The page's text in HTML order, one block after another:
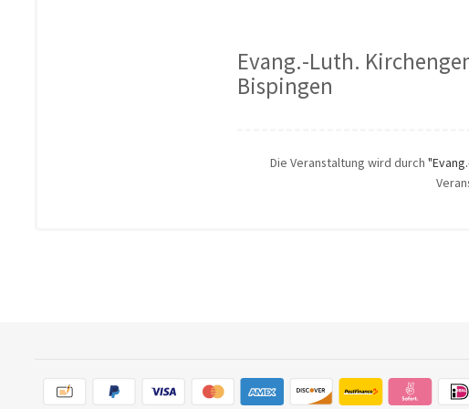
Evang.-Luth.
Bispingen
Die Veranstaltung wird durch